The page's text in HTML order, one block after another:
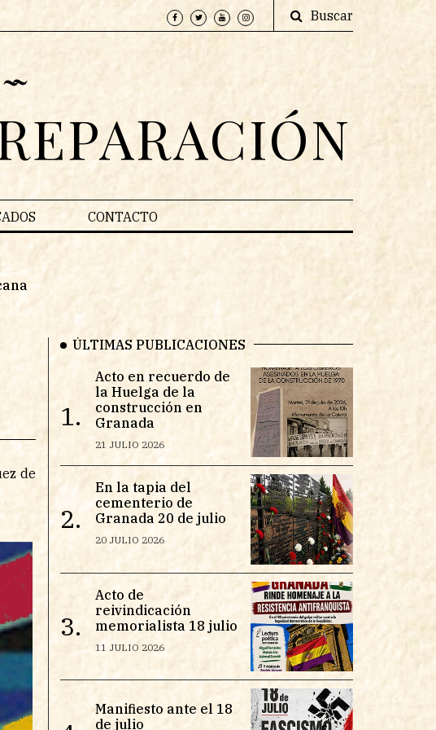
Buscar
CONTACTO
de
ÚLTIMAS PUBLICACIONES
1.
Acto en recuerdo de
la Huelga de la
construcción en
Granada
21 JULIO 2026
2.
En la tapia del
cementerio de
Granada 20 de julio
20 JULIO 2026
3.
Acto de
reivindicación
memorialista 18 julio
11 JULIO 2026
Manifiesto ante el 18
de julio